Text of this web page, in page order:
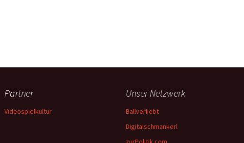
Partner
Videospielkultur
Unser Netzwerk
Ballverliebt
Digitalschmankerl